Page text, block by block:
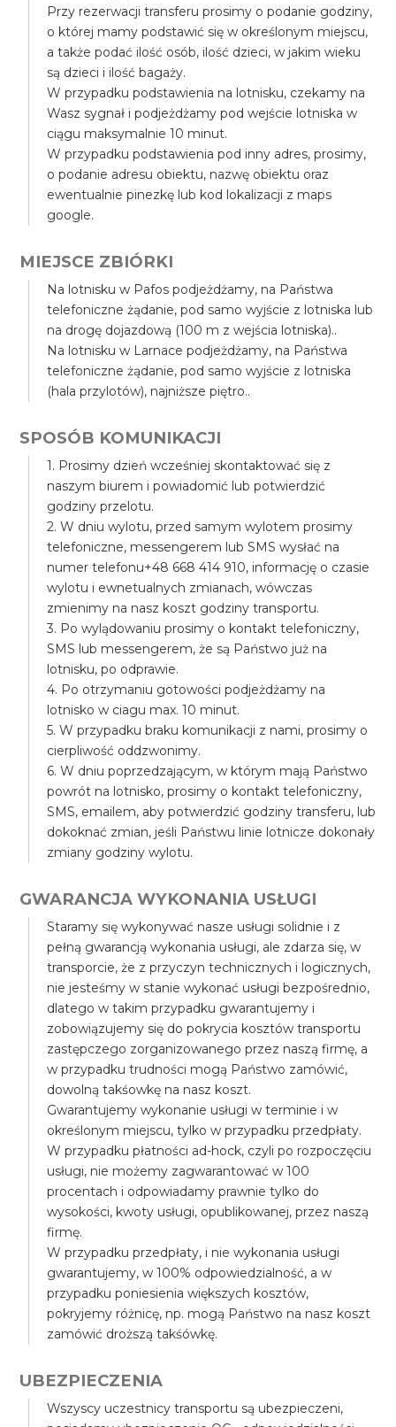
Przy rezerwacji transferu prosimy o podanie godziny,
o której mamy podstawić się w określonym miejscu,
a także podać ilość osób, ilość dzieci, w jakim wieku
są dzieci i ilość bagaży.
W przypadku podstawienia na lotnisku, czekamy na
Wasz sygnał i podjeżdżamy pod wejście lotniska w
ciągu maksymalnie 10 minut.
W przypadku podstawienia pod inny adres, prosimy,
o podanie adresu obiektu, nazwę obiektu oraz
ewentualnie pinezkę lub kod lokalizacji z maps
google.
MIEJSCE ZBIÓRKI
Na lotnisku w Pafos podjeżdżamy, na Państwa
telefoniczne żądanie, pod samo wyjście z lotniska lub
na drogę dojazdową (100 m z wejścia lotniska)..
Na lotnisku w Larnace podjeżdżamy, na Państwa
telefoniczne żądanie, pod samo wyjście z lotniska
(hala przylotów), najniższe piętro..
SPOSÓB KOMUNIKACJI
1. Prosimy dzień wcześniej skontaktować się z
naszym biurem i powiadomić lub potwierdzić
godziny przelotu.
2. W dniu wylotu, przed samym wylotem prosimy
telefoniczne, messengerem lub SMS wysłać na
numer telefonu+48 668 414 910, informację o czasie
wylotu i ewnetualnych zmianach, wówczas
zmienimy na nasz koszt godziny transportu.
3. Po wylądowaniu prosimy o kontakt telefoniczny,
SMS lub messengerem, że są Państwo już na
lotnisku, po odprawie.
4. Po otrzymaniu gotowości podjeżdżamy na
lotnisko w ciagu max. 10 minut.
5. W przypadku braku komunikacji z nami, prosimy o
cierpliwość oddzwonimy.
6. W dniu poprzedzającym, w którym mają Państwo
powrót na lotnisko, prosimy o kontakt telefoniczny,
SMS, emailem, aby potwierdzić godziny transferu, lub
dokoknać zmian, jeśli Państwu linie lotnicze dokonały
zmiany godziny wylotu.
GWARANCJA WYKONANIA USŁUGI
Staramy się wykonywać nasze usługi solidnie i z
pełną gwarancją wykonania usługi, ale zdarza się, w
transporcie, że z przyczyn technicznych i logicznych,
nie jesteśmy w stanie wykonać usługi bezpośrednio,
dlatego w takim przypadku gwarantujemy i
zobowiązujemy się do pokrycia kosztów transportu
zastępczego zorganizowanego przez naszą firmę, a
w przypadku trudności mogą Państwo zamówić,
dowolną takśowkę na nasz koszt.
Gwarantujemy wykonanie usługi w terminie i w
określonym miejscu, tylko w przypadku przedpłaty.
W przypadku płatności ad-hock, czyli po rozpoczęciu
usługi, nie możemy zagwarantować w 100
procentach i odpowiadamy prawnie tylko do
wysokości, kwoty usługi, opublikowanej, przez naszą
firmę.
W przypadku przedpłaty, i nie wykonania usługi
gwarantujemy, w 100% odpowiedzialność, a w
przypadku poniesienia większych kosztów,
pokryjemy różnicę, np. mogą Państwo na nasz koszt
zamówić droższą takśówkę.
UBEZPIECZENIA
Wszyscy uczestnicy transportu są ubezpieczeni,